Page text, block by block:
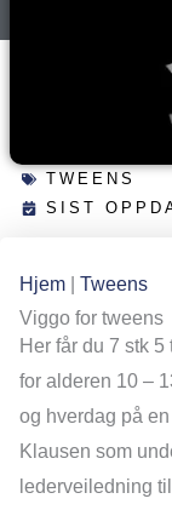
TWEENS
SIST
Hjem
Tweens
Viggo for tweens
Her får du 7 stk
for alderen 10 –
og hverdag på
Klausen som
lederveiledning